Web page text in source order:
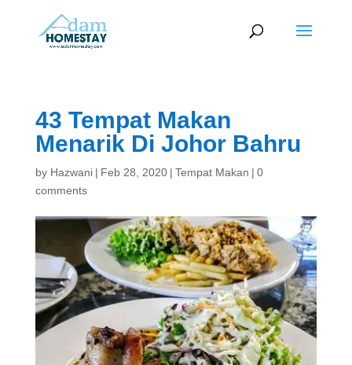
43 Tempat Makan
Menarik Di Johor Bahru
by Hazwani | Feb 28, 2020 | Tempat Makan | 0
comments